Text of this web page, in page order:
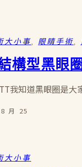
大小事 眼睛手術
構型黑眼
我知道黑眼圈是
月 25
大小事